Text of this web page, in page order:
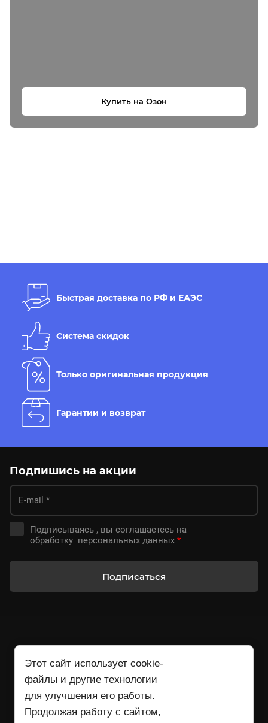
Купить на Озон
Быстрая доставка по РФ и ЕАЭС
Система скидок
Только оригинальная продукция
Гарантии и возврат
Подпишись на акции
Подписываясь , вы соглашаетесь на
обработку персональных данных *
Подписаться
+79107909143
09:00 - 18:00 МСК рабочие дни
Этот сайт использует cookie-
файлы и другие технологии
для улучшения его работы.
Продолжая работу с сайтом,